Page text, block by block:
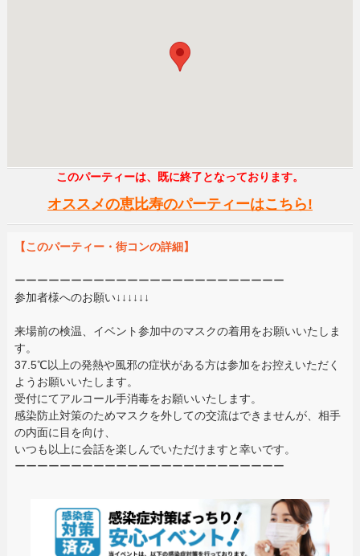
このパーティーは、既に終了となっております。
オススメの恵比寿のパーティーはこちら!
【このパーティー・街コンの詳細】
ーーーーーーーーーーーーーーーーーーーーーーーー
参加者様へのお願い↓↓↓↓↓↓
来場前の検温、イベント参加中のマスクの着用をお願いいたしま
す。
37.5℃以上の発熱や風邪の症状がある方は参加をお控えいただく
ようお願いいたします。
受付にてアルコール手消毒をお願いいたします。
感染防止対策のためマスクを外しての交流はできませんが、相手
の内面に目を向け、
いつも以上に会話を楽しんでいただけますと幸いです。
ーーーーーーーーーーーーーーーーーーーーーーーー